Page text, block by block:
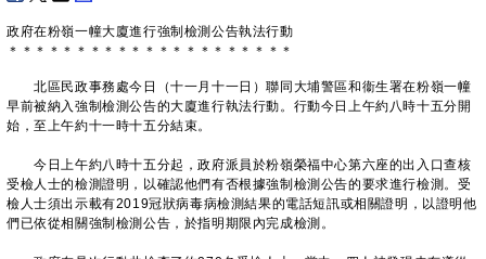
政府在粉嶺一幢大廈進行強制檢測公告執法行動
＊ ＊ ＊ ＊ ＊ ＊ ＊ ＊ ＊ ＊ ＊ ＊ ＊ ＊ ＊ ＊ ＊ ＊ ＊ ＊ ＊
​北區民政事務處今日（十一月十一日）聯同大埔警區和衞生署在粉嶺一幢
早前被納入強制檢測公告的大廈進行執法行動。行動今日上午約八時十五分開
始，至上午約十一時十五分結束。
今日上午約八時十五分起，政府派員於粉嶺榮福中心第六座的出入口查核
受檢人士的檢測證明，以確認他們有否根據強制檢測公告的要求進行檢測。受
檢人士須出示載有2019冠狀病毒病檢測結果的電話短訊或相關證明，以證明他
們已依從相關強制檢測公告，於指明期限內完成檢測。